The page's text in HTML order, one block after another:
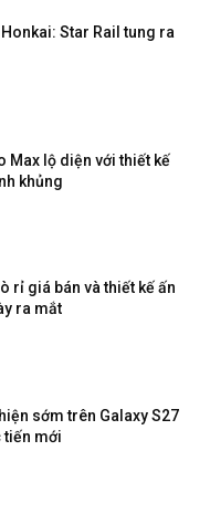
Star Rail tung ra
Max lộ diện với thiết kế
khủng
rỉ giá bán và thiết kế ấn
ra mắt
sớm trên Galaxy S27
tiến mới